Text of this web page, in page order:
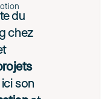
du
chez
son